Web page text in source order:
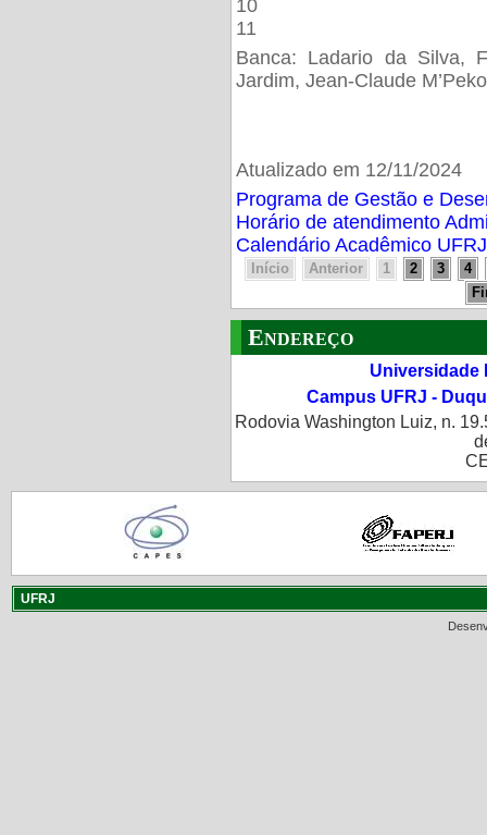
10
11
Banca: Ladario da Silva,
Jardim, Jean-Claude M’Peko
Atualizado em 12/11/2024
Programa de Gestão e
Horário de atendimento
Calendário Acadêmico
Início Anterior 1 2 3
4
Endereço
Universidade
Campus UFRJ -
Rodovia Washington Luiz, n.
UFRJ